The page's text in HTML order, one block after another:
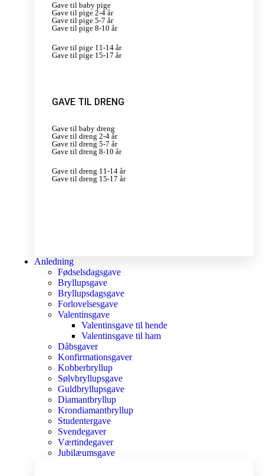
Gave til baby pige
Gave til pige 2-4 år
Gave til pige 5-7 år
Gave til pige 8-10 år
Gave til pige 11-14 år
Gave til pige 15-17 år
GAVE TIL DRENG
Gave til baby dreng
Gave til dreng 2-4 år
Gave til dreng 5-7 år
Gave til dreng 8-10 år
Gave til dreng 11-14 år
Gave til dreng 15-17 år
Anledning
Fødselsdagsgave
Bryllupsgave
Bryllupsdagsgave
Forlovelsesgave
Valentinsgave
Valentinsgave til hende
Valentinsgave til ham
Dåbsgaver
Konfirmationsgaver
Kobberbryllup
Sølvbryllupsgave
Guldbryllupsgave
Diamantbryllup
Krondiamantbryllup
Studentergave
Svendegaver
Værtindegaver
Jubilæumsgave